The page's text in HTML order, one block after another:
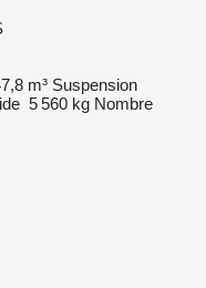
m³ Suspension
5 560 kg Nombre